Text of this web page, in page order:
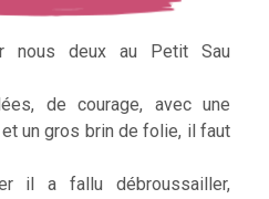
nous deux au Petit Sau
de courage, avec une
un gros brin de folie, il faut
il a fallu débroussailler,